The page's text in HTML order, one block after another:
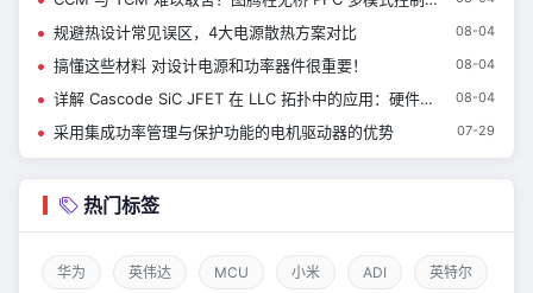
规避热设计常见误区，4大电源散热方案对比 08-04
搞懂这些材料 对设计电源和功率器件很重要！ 08-04
详解 Cascode SiC JFET 在 LLC 拓扑中的应用：硬件实测与验证 08-04
采用集成功率管理与保护功能的电机驱动器的优势 07-29
热门标签
华为 英伟达 MCU 小米 ADI 英特尔